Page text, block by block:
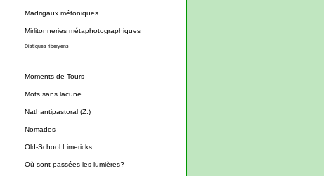
Madrigaux métoniques
Mirlitonneries métaphotographiques
Distiques ribéryens
Moments de Tours
Mots sans lacune
Nathantipastoral (Z.)
Nomades
Old-School Limericks
Où sont passées les lumières?